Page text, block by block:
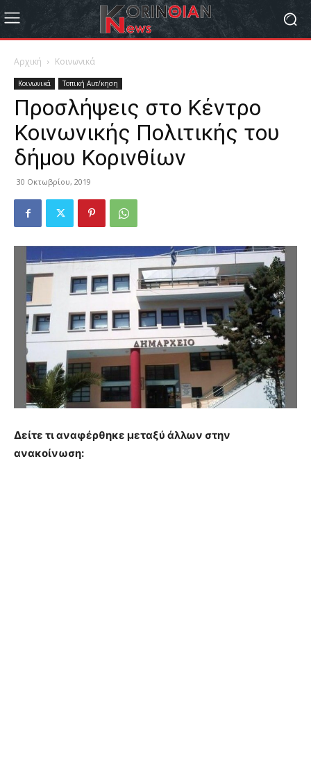
Αρχική Κοινωνικά
Κοινωνικά Τοπική Αυτ/κηση
Προσλήψεις στο Κέντρο
Κοινωνικής Πολιτικής του
δήμου Κορινθίων
30 Οκτωβρίου, 2019
Δείτε τι αναφέρθηκε μεταξύ άλλων στην
ανακοίνωση: